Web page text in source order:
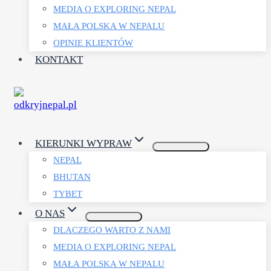
MEDIA O EXPLORING NEPAL
MAŁA POLSKA W NEPALU
OPINIE KLIENTÓW
KONTAKT
KIERUNKI WYPRAW
NEPAL
BHUTAN
TYBET
O NAS
DLACZEGO WARTO Z NAMI
MEDIA O EXPLORING NEPAL
MAŁA POLSKA W NEPALU